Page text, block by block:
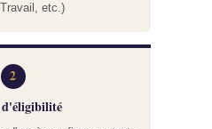
etc.)
2
d'éligibilité